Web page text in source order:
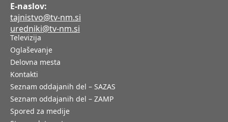
E-naslov:
tajnistvo@tv-nm.si
uredniki@tv-nm.si
Televizija
Oglaševanje
Delovna mesta
Kontakti
Seznam oddajanih del – SAZAS
Seznam oddajanih del – ZAMP
Spored za medije